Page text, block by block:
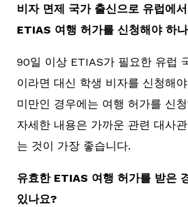
비자 면제 국가 출신으로 유럽에
ETIAS 여행 허가를 신청해야 하
90일 이상 ETIAS가 필요한 유럽
이라면 대신 학생 비자를 신청해
미만인 경우에는 여행 허가를 신
자세한 내용은 가까운 관련 대사
는 것이 가장 좋습니다.
유효한 ETIAS 여행 허가를 받은
있나요?